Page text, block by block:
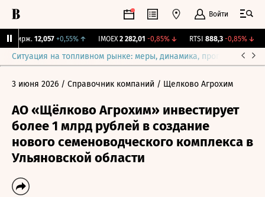
Войти
Бирж. 12,057 +0,55%↑ IMOEX 2 282,01 -0,85%↓ RTSI 888,3 -0,85%↓
Ситуация на топливном рынке: меры, динамика, прогнозы
3 июня 2026 / Справочник компаний / Щелково Агрохим
АО «Щёлково Агрохим» инвестирует
более 1 млрд рублей в создание
нового семеноводческого комплекса в
Ульяновской области